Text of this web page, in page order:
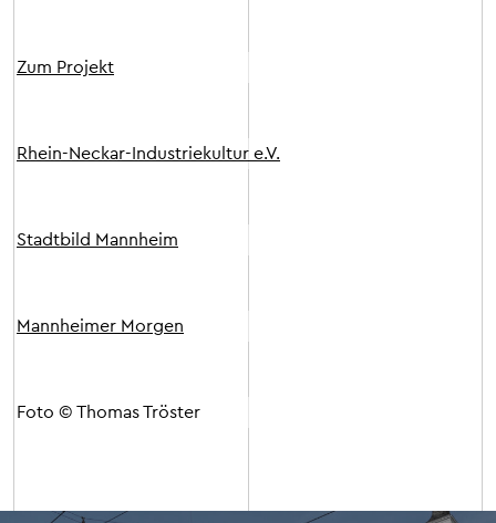
Zum Projekt
Rhein-Neckar-Industriekultur e.V.
Stadtbild Mannheim
Mannheimer Morgen
Foto © Thomas Tröster